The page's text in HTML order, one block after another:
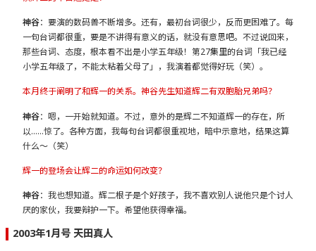
神谷：要演的数码兽不断增多。还有，最初台词很少，反而更困难了。每
一句台词都很重，要是不讲得有意义的话，就没有意思吧。不过说回来，
那些台词、态度，根本看不出是小学五年级！第27集里的台词「我已经
小学五年级了，不能太粘着父母了」，我演着都觉得好玩（笑）。
本月终于阐明了和辉一的关系。神谷先生知道辉二有双胞胎兄弟吗？
神谷：嗯，一开始就知道。不过，意外的是辉二不知道辉一的存在，所
以……惊了。各种方面，我每句台词都很重视地，暗中示意地，结果这算
什么～（笑）
辉一的登场会让辉二的命运如何改变？
神谷：我也想知道。辉二根子是个好孩子，我不喜欢别人说他只是个讨人
厌的家伙，我要辩护一下。希望他获得幸福。
2003年1月号 天田真人